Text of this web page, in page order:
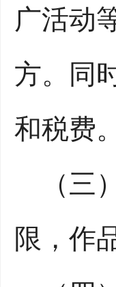
广活动
方。同
和税费。
（三
限，作